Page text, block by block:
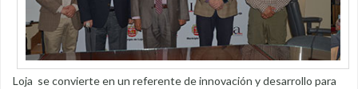
Loja se convierte en un referente de innovación y desarrollo para